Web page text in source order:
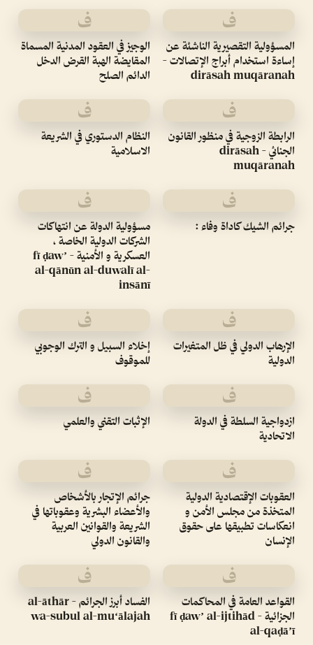
ف
المسؤولية التقصيرية الناشئة عن
إساءة استخدام أبراج الإتصالات -
dirāsah muqāranah
ف
الوجيز في العقود المدنية المسماة
المقايضة الهبة القرض الدخل
الدائم الصلح
ف
الرابطة الزوجية في منظور القانون
الجنائي - dirāsah
muqāranah
ف
النظام الدستوري في الشريعة
الاسلامية
ف
‏جرائم الشيك كاداة وفاء :‏
ف
مسؤولية الدولة عن انتهاكات
الشركات الدولية الخاصة ،
العسكرية و الأمنية - fī ḍawʼ
al-qānūn al-duwalī al-
insānī
ف
الإرهاب الدولي في ظل المتغيرات
الدولية
ف
إخلاء السبيل و الترك الوجوبي
للموقوف
ف
ازدواجية السلطة في الدولة
الاتحادية
ف
الإثبات التقني والعلمي
ف
العقوبات الإقتصادية الدولية
المتخذة من مجلس الأمن و
انعكاسات تطبيقها على حقوق
الإنسان
ف
جرائم الإتجار بالأشخاص
والأعضاء البشرية وعقوباتها في
الشريعة والقوانين العربية
والقانون الدولي
ف
القواعد العامة في المحاكمات
الجزائية - fī ḍawʼ al-ijtihād
al-qaḍāʼī
ف
الفساد أبرز الجرائم - al-āthār
wa-subul al-muʻālajah